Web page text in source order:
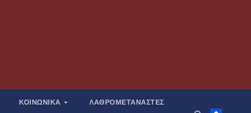
ΚΟΙΝΩΝΙΚΑ ΛΑΘΡΟΜΕΤΑΝΑΣΤΕΣ